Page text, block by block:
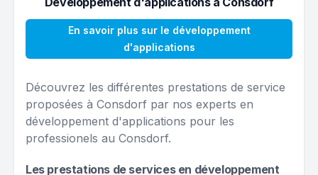
En savoir plus sur le développement
d'applications
Découvrez les différentes prestations de service
proposées à Consdorf par nos experts en
développement d'applications pour les
professionels au Consdorf.
Les prestations de services en développement